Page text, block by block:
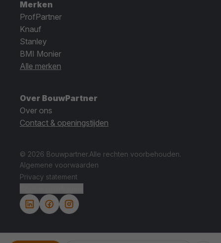
Merken
ProfPartner
Knauf
Stanley
BMI Monier
Alle merken
Over BouwPartner
Over ons
Contact & openingstijden
© 2026 Bouwpartner.Alle rechten voorbehouden.
Algemene voorwaarden
Privacy statement